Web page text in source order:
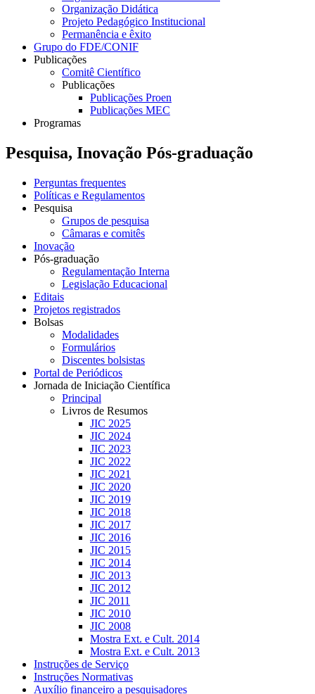
Organização Didática
Projeto Pedagógico Institucional
Permanência e êxito
Grupo do FDE/CONIF
Publicações
Comitê Científico
Publicações
Publicações Proen
Publicações MEC
Programas
Pesquisa, Inovação Pós-graduação
Perguntas frequentes
Políticas e Regulamentos
Pesquisa
Grupos de pesquisa
Câmaras e comitês
Inovação
Pós-graduação
Regulamentação Interna
Legislação Educacional
Editais
Projetos registrados
Bolsas
Modalidades
Formulários
Discentes bolsistas
Portal de Periódicos
Jornada de Iniciação Científica
Principal
Livros de Resumos
JIC 2025
JIC 2024
JIC 2023
JIC 2022
JIC 2021
JIC 2020
JIC 2019
JIC 2018
JIC 2017
JIC 2016
JIC 2015
JIC 2014
JIC 2013
JIC 2012
JIC 2011
JIC 2010
JIC 2008
Mostra Ext. e Cult. 2014
Mostra Ext. e Cult. 2013
Instruções de Serviço
Instruções Normativas
Auxílio financeiro a pesquisadores